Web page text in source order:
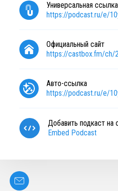
Универсальная ссылка
https://podcast.ru/e/
Официальный сайт
https://castbox.fm/ch/
Авто-ссылка
https://podcast.ru/e/
Добавить подкаст на
Embed Podcast